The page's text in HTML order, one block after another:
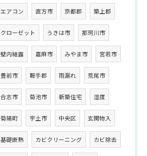
エアコン 直方市 京都郡 築上郡
クローゼット うきは市 那珂川市
壁内結露 嘉麻市 みやま市 宮若市
豊前市 鞍手郡 雨漏れ 荒尾市
合志市 菊池市 新築住宅 湿度
菊陽町 宇土市 中央区 玄関物入
基礎断熱 カビクリーニング カビ除去